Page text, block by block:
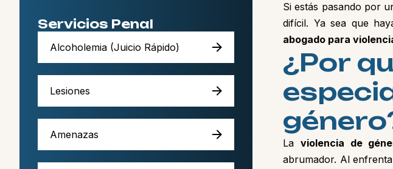
Servicios Penal
Alcoholemia (Juicio Rápido)
Lesiones
Amenazas
Si estás pasando por
difícil. Ya sea que
abogado para
¿Por qu
especi
género
La violencia de
abrumador. Al